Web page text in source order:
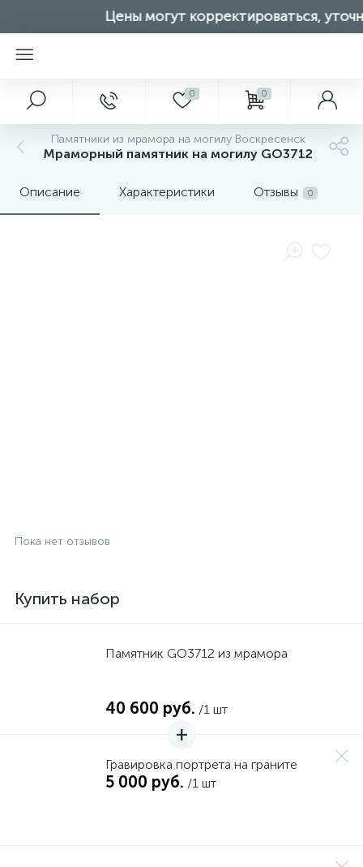
Цены могут корректироваться,
0 0
Памятники из мрамора на могилу Воскресенск
Мраморный памятник на могилу GO3712
Описание Характеристики Отзывы 0
Пока нет отзывов
Купить набор
Памятник GO3712 из мрамора
40 600 руб. /1 шт
Гравировка портрета на граните
5 000 руб. /1 шт